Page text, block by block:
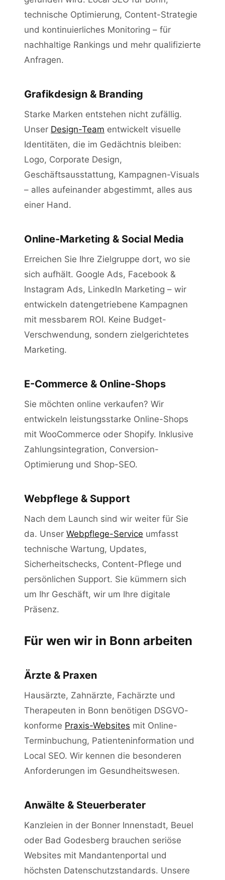
technische Optimierung, Content-Strategie
und kontinuierliches Monitoring – für
nachhaltige Rankings und mehr qualifizierte
Anfragen.
Grafikdesign & Branding
Starke Marken entstehen nicht zufällig.
Unser Design-Team entwickelt visuelle
Identitäten, die im Gedächtnis bleiben:
Logo, Corporate Design,
Geschäftsausstattung, Kampagnen-Visuals
– alles aufeinander abgestimmt, alles aus
einer Hand.
Online-Marketing & Social Media
Erreichen Sie Ihre Zielgruppe dort, wo sie
sich aufhält. Google Ads, Facebook &
Instagram Ads, LinkedIn Marketing – wir
entwickeln datengetriebene Kampagnen
mit messbarem ROI. Keine Budget-
Verschwendung, sondern zielgerichtetes
Marketing.
E-Commerce & Online-Shops
Sie möchten online verkaufen? Wir
entwickeln leistungsstarke Online-Shops
mit WooCommerce oder Shopify. Inklusive
Zahlungsintegration, Conversion-
Optimierung und Shop-SEO.
Webpflege & Support
Nach dem Launch sind wir weiter für Sie
da. Unser Webpflege-Service umfasst
technische Wartung, Updates,
Sicherheitschecks, Content-Pflege und
persönlichen Support. Sie kümmern sich
um Ihr Geschäft, wir um Ihre digitale
Präsenz.
Für wen wir in Bonn arbeiten
Ärzte & Praxen
Hausärzte, Zahnärzte, Fachärzte und
Therapeuten in Bonn benötigen DSGVO-
konforme Praxis-Websites mit Online-
Terminbuchung, Patienteninformation und
Local SEO. Wir kennen die besonderen
Anforderungen im Gesundheitswesen.
Anwälte & Steuerberater
Kanzleien in der Bonner Innenstadt, Beuel
oder Bad Godesberg brauchen seriöse
Websites mit Mandantenportal und
höchsten Datenschutzstandards. Unsere